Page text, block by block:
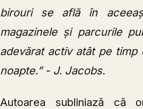
birouri se află în
magazinele și parcurile
adevărat activ atât pe
noapte.” - J. Jacobs.
Autoarea subliniază că